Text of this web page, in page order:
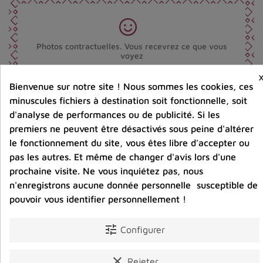
Photos contractuelles. Vous recevrez ce que vous
voyez
Port offert dès 80 € d’achat en France métropolitaine.
100 € pour la Belgique
Entreprise éco-responsable.
Bijoux argent fabriqués sans émission de gaz
carbonique
Avis clients
Bienvenue sur notre site ! Nous sommes les cookies, ces
minuscules fichiers à destination soit fonctionnelle, soit
d'analyse de performances ou de publicité. Si les
premiers ne peuvent être désactivés sous peine d'altérer
le fonctionnement du site, vous êtes libre d'accepter ou
pas les autres. Et même de changer d'avis lors d'une
prochaine visite. Ne vous inquiétez pas, nous
n'enregistrons aucune donnée personnelle susceptible de
pouvoir vous identifier personnellement !
tune Configurer